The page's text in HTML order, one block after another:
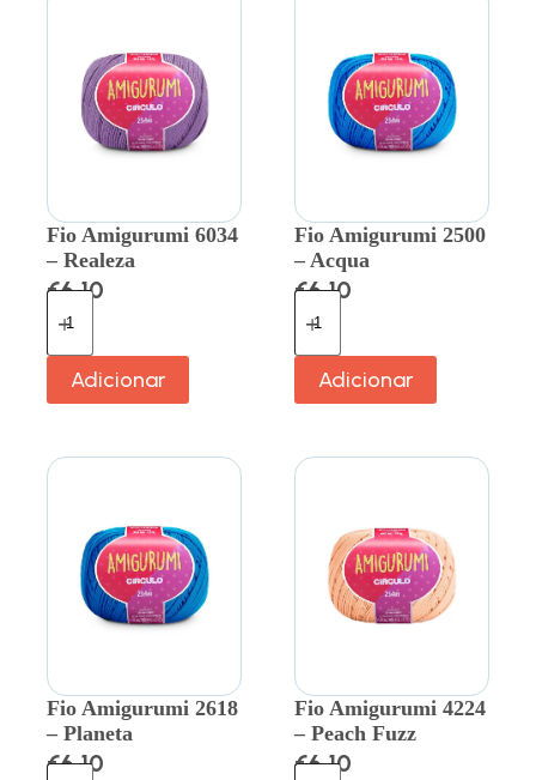
Fio Amigurumi 6034
– Realeza
€6.10
Adicionar
Fio Amigurumi 2500
– Acqua
€6.10
Adicionar
Fio Amigurumi 2618
– Planeta
€6.10
Fio Amigurumi 4224
– Peach Fuzz
€6.10